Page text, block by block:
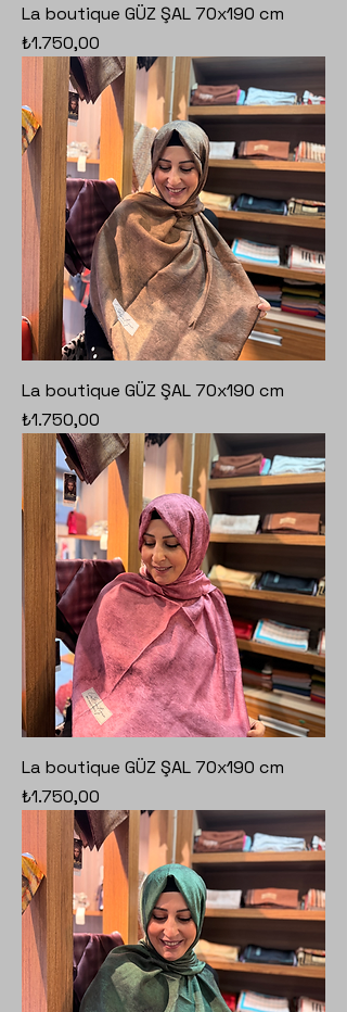
La boutique GÜZ ŞAL 70x190 cm
Fiyat
₺1.750,00
La boutique GÜZ ŞAL 70x190 cm
Fiyat
₺1.750,00
La boutique GÜZ ŞAL 70x190 cm
Fiyat
₺1.750,00